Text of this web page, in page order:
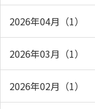
2026年04月（1）
2026年03月（1）
2026年02月（1）